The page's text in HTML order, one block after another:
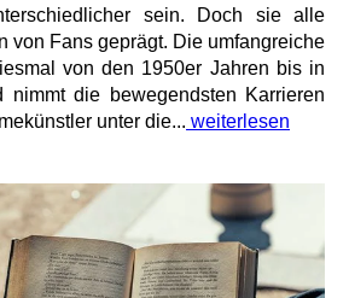
sein. Doch sie alle
von Fans geprägt. Die umfangreiche
von den 1950er Jahren bis in
nimmt die bewegendsten Karrieren
unter die... weiterlesen